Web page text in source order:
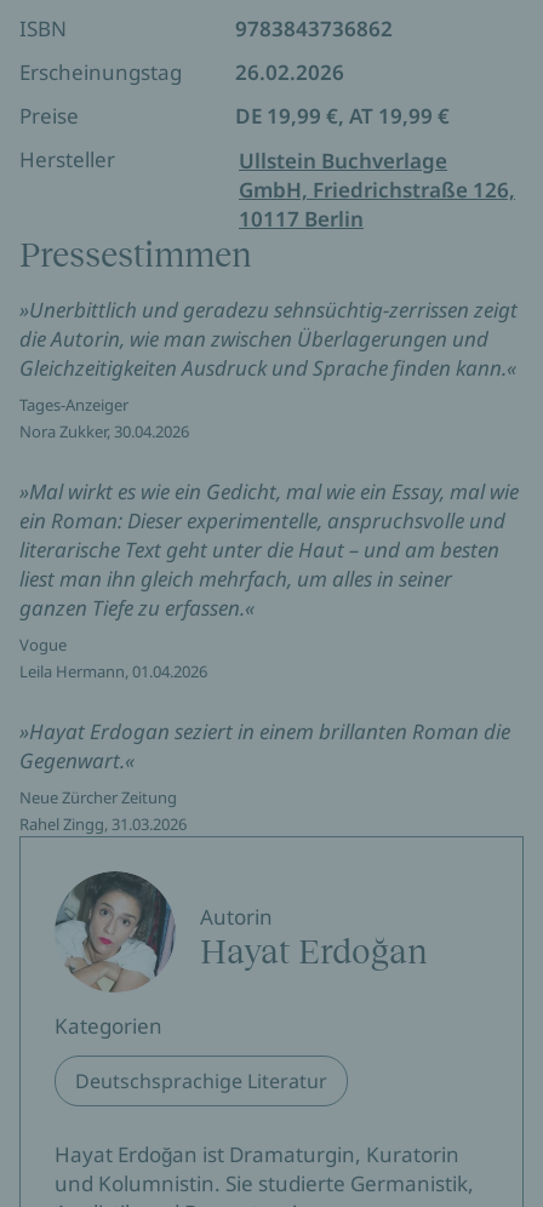
ISBN
9783843736862
Erscheinungstag
26.02.2026
Preise
DE 19,99 €, AT 19,99 €
Hersteller
Ullstein Buchverlage
GmbH, Friedrichstraße 126,
10117 Berlin
Pressestimmen
»Unerbittlich und geradezu sehnsüchtig-zerrissen zeigt
die Autorin, wie man zwischen Überlagerungen und
Gleichzeitigkeiten Ausdruck und Sprache finden kann.«
Tages-Anzeiger
Nora Zukker, 30.04.2026
»Mal wirkt es wie ein Gedicht, mal wie ein Essay, mal wie
ein Roman: Dieser experimentelle, anspruchsvolle und
literarische Text geht unter die Haut – und am besten
liest man ihn gleich mehrfach, um alles in seiner
ganzen Tiefe zu erfassen.«
Vogue
Leila Hermann, 01.04.2026
»Hayat Erdogan seziert in einem brillanten Roman die
Gegenwart.«
Neue Zürcher Zeitung
Rahel Zingg, 31.03.2026
Autorin
Hayat Erdoğan
Kategorien
Deutschsprachige Literatur
Hayat Erdoğan ist Dramaturgin, Kuratorin
und Kolumnistin. Sie studierte Germanistik,